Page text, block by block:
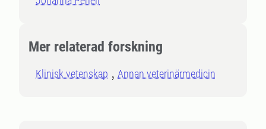
Mer relaterad forskning
Klinisk vetenskap Annan veterinärmedicin